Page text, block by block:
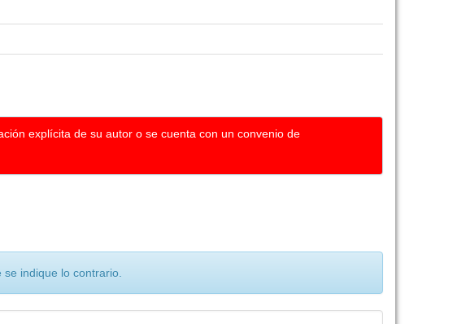
explícita de su autor o se cuenta con un convenio de
indique lo contrario.